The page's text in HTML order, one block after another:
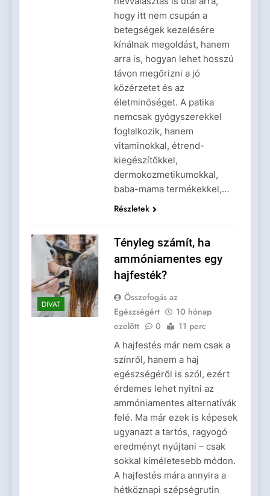
hogy itt nem csupán a
betegségek kezelésére
kínálnak megoldást, hanem
arra is, hogyan lehet hosszú
távon megőrizni a jó
közérzetet és az
életminőséget. A patika
nemcsak gyógyszerekkel
foglalkozik, hanem
vitaminokkal, étrend-
kiegészítőkkel,
dermokozmetikumokkal,
baba-mama termékekkel,…
Részletek
DIVAT
Tényleg számít, ha
ammóniamentes egy
hajfesték?
Összefogás az
Egészségért
10 hónap
ezelőtt
0 11 perc
A hajfestés már nem csak a
színről, hanem a haj
egészségéről is szól, ezért
érdemes lehet nyitni az
ammóniamentes alternatívák
felé. Ma már ezek is képesek
ugyanazt a tartós, ragyogó
eredményt nyújtani – csak
sokkal kíméletesebb módon.
A hajfestés mára annyira a
hétköznapi szépségrutin